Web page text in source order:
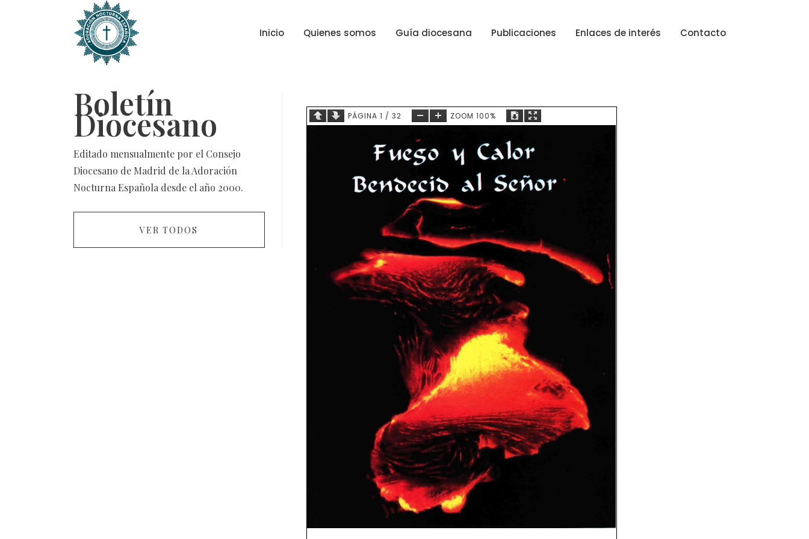
Inicio Quienes somos Guía diocesana Publicaciones Enlaces de interés Contacto
Boletín
Diocesano
Editado mensualmente por el Consejo
Diocesano de Madrid de la Adoración
Nocturna Española desde el año 2000.
VER TODOS
PÁGINA 1 / 32 ZOOM 100%